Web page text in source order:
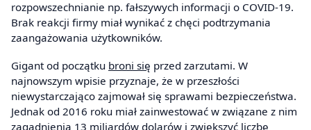
rozpowszechnianie np. fałszywych informacji o COVID-19.
Brak reakcji firmy miał wynikać z chęci podtrzymania
zaangażowania użytkowników.
Gigant od początku broni się przed zarzutami. W
najnowszym wpisie przyznaje, że w przeszłości
niewystarczająco zajmował się sprawami bezpieczeństwa.
Jednak od 2016 roku miał zainwestować w związane z nim
zagadnienia 13 miliardów dolarów i zwiększyć liczbę